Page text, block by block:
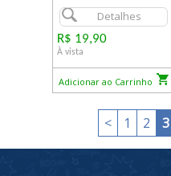
Detalhes
R$ 19,90
À vista
Adicionar ao Carrinho
< 1 2 3